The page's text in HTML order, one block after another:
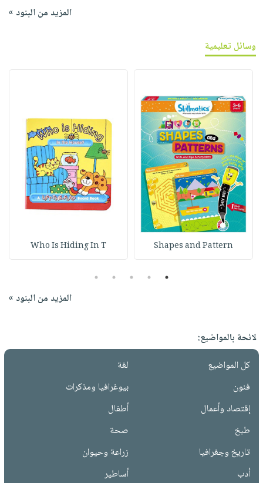
المزيد من البنود »
وسائل تعليمية
Shapes and Pattern
Who Is Hiding In T
1
2
3
4
5
المزيد من البنود »
لائحة بالمواضيع:
كل المواضيع
لغة
فنون
بيوغرافيا ومذكرات
إقتصاد وأعمال
أطفال
طبخ
صحة
تاريخ وجغرافيا
زراعة وحيوان
أدب
أساطير